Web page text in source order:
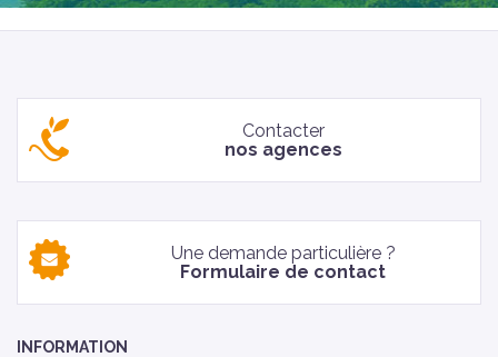
Contacter
nos agences
Une demande particulière ?
Formulaire de contact
INFORMATION